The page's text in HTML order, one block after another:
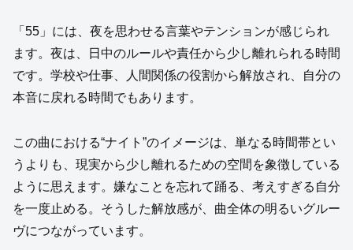
「55」には、夜を思わせる言葉やテンションが感じられ
ます。夜は、日中のルールや責任から少し離れられる時間
です。学校や仕事、人間関係の役割から解放され、自分の
本音に戻れる時間でもあります。
この曲における“ナイト”のイメージは、単なる時間帯とい
うよりも、現実から少し離れるための空間を象徴している
ように思えます。嫌なことを忘れて踊る、考えすぎる自分
を一度止める。そうした解放感が、曲全体の明るいグルー
ヴにつながっています。